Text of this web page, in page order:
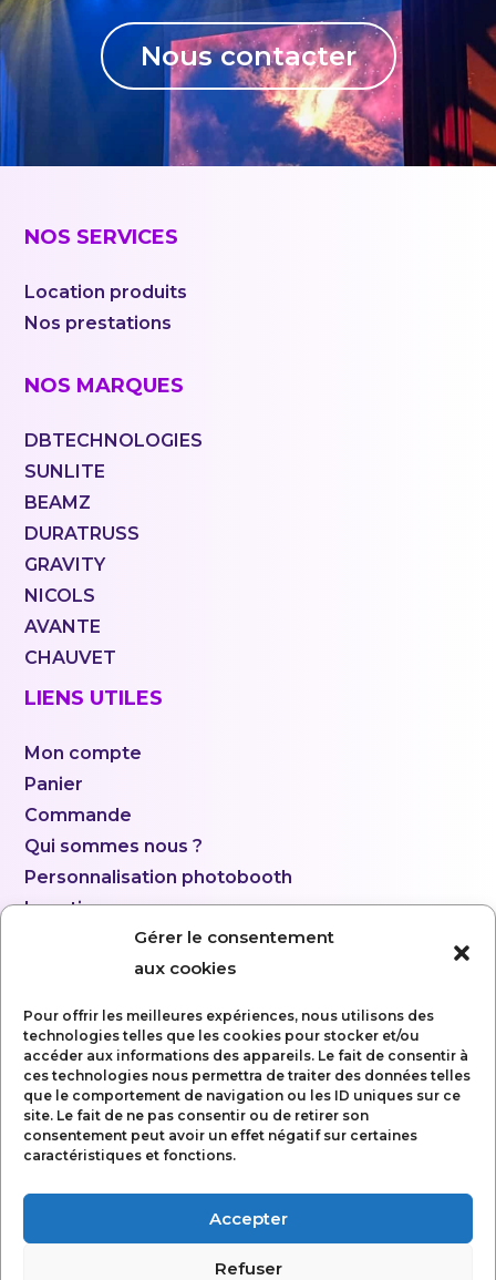
Gérer le consentement
aux cookies
Pour offrir les meilleures expériences, nous utilisons des
technologies telles que les cookies pour stocker et/ou
accéder aux informations des appareils. Le fait de consentir à
ces technologies nous permettra de traiter des données telles
que le comportement de navigation ou les ID uniques sur ce
site. Le fait de ne pas consentir ou de retirer son
consentement peut avoir un effet négatif sur certaines
caractéristiques et fonctions.
Accepter
Refuser
Nous contacter
NOS SERVICES
Location produits
Nos prestations
NOS MARQUES
DBTECHNOLOGIES
SUNLITE
BEAMZ
DURATRUSS
GRAVITY
NICOLS
AVANTE
CHAUVET
LIENS UTILES
Mon compte
Panier
Commande
Qui sommes nous ?
Personnalisation photobooth
Location